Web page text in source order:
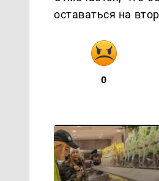
оставаться на
0